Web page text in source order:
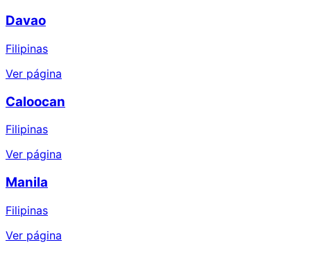
Davao
Filipinas
Ver página
Caloocan
Filipinas
Ver página
Manila
Filipinas
Ver página